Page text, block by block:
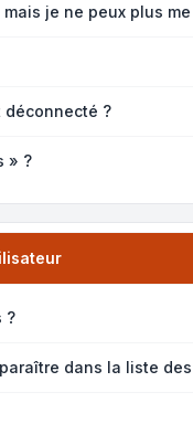
je ne peux plus
déconnecté ?
» ?
?
dans la liste